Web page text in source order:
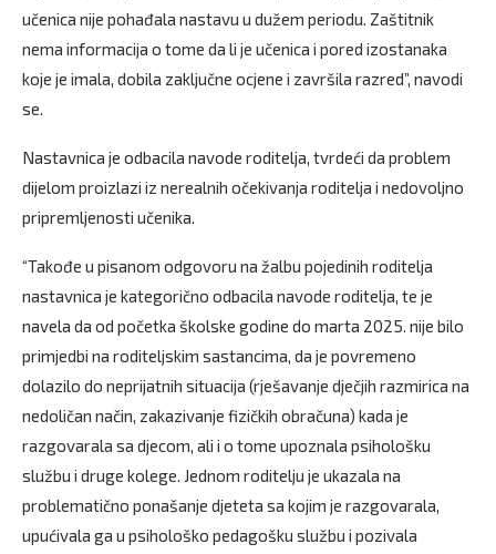
učenica nije pohađala nastavu u dužem periodu. Zaštitnik
nema informacija o tome da li je učenica i pored izostanaka
koje je imala, dobila zaključne ocjene i završila razred”, navodi
se.
Nastavnica je odbacila navode roditelja, tvrdeći da problem
dijelom proizlazi iz nerealnih očekivanja roditelja i nedovoljno
pripremljenosti učenika.
“Takođe u pisanom odgovoru na žalbu pojedinih roditelja
nastavnica je kategorično odbacila navode roditelja, te je
navela da od početka školske godine do marta 2025. nije bilo
primjedbi na roditeljskim sastancima, da je povremeno
dolazilo do neprijatnih situacija (rješavanje dječjih razmirica na
nedoličan način, zakazivanje fizičkih obračuna) kada je
razgovarala sa djecom, ali i o tome upoznala psihološku
službu i druge kolege. Jednom roditelju je ukazala na
problematično ponašanje djeteta sa kojim je razgovarala,
upućivala ga u psihološko pedagošku službu i pozivala